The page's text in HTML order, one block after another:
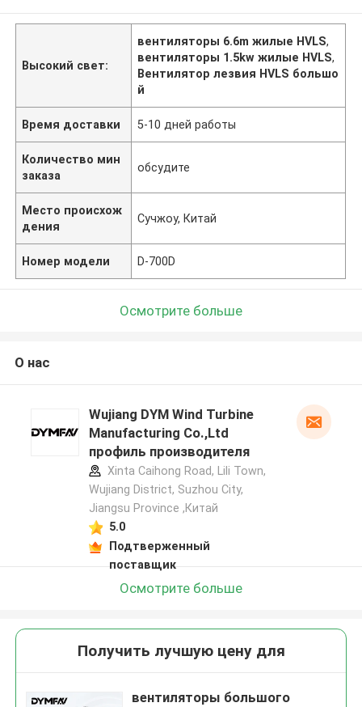
Высокий свет:
вентиляторы 6.6m жилые HVLS,
вентиляторы 1.5kw жилые HVLS,
Вентилятор лезвия HVLS большо
й
Время доставки 5-10 дней работы
Количество мин
заказа
обсудите
Место происхож
дения
Сучжоу, Китай
Номер модели D-700D
Осмотрите больше
О нас
Wujiang DYM Wind Turbine
Manufacturing Co.,Ltd
профиль производителя
Xinta Caihong Road, Lili Town,
Wujiang District, Suzhou City,
Jiangsu Province ,Китай
5.0
Подтверженный
поставщик
Осмотрите больше
Получить лучшую цену для
вентиляторы большого